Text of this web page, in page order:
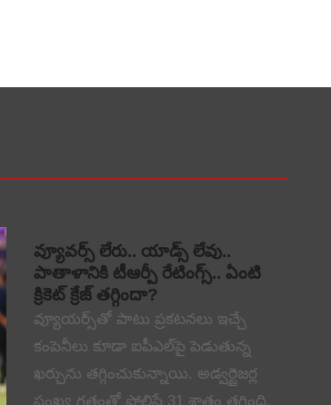
వ్యూవర్స్ లేరు.. యాడ్స్ లేవు..
పాతాళానికి టీఆర్పీ రేటింగ్స్.. ఏంటి
క్రికెట్ క్రేజ్ తగ్గిందా?
వ్యూయర్స్‌తో పాటు ప్రకటనలు ఇచ్చే
కంపెనీలు కూడా ఐపీఎల్‌పై పెడుతున్న
ఖర్చును తగ్గించుకున్నాయి. అడ్వర్టైజర్ల
సంఖ్య గతంతో పోలిస్తే 31 శాతం తగ్గింది.